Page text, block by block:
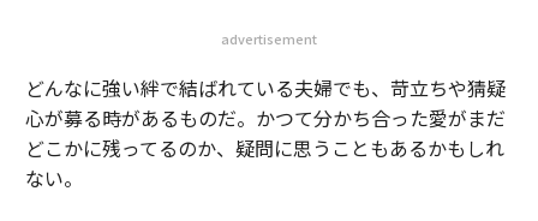
advertisement
どんなに強い絆で結ばれている夫婦でも、苛立ちや猜疑
心が募る時があるものだ。かつて分かち合った愛がまだ
どこかに残ってるのか、疑問に思うこともあるかもしれ
ない。